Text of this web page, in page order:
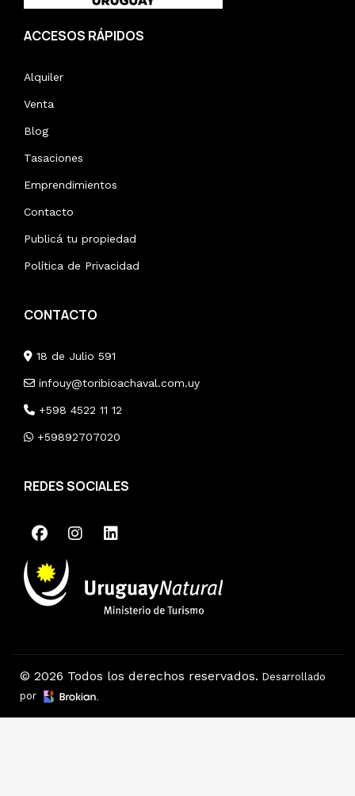
ACCESOS RÁPIDOS
Alquiler
Venta
Blog
Tasaciones
Emprendimientos
Contacto
Publicá tu propiedad
Política de Privacidad
CONTACTO
18 de Julio 591
infouy@toribioachaval.com.uy
+598 4522 11 12
+59892707020
REDES SOCIALES
© 2026 Todos los derechos reservados. Desarrollado
por